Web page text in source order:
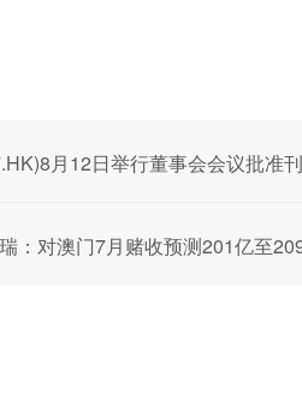
月12日举行董事会会议批准
：对澳门7月赌收预测201亿至